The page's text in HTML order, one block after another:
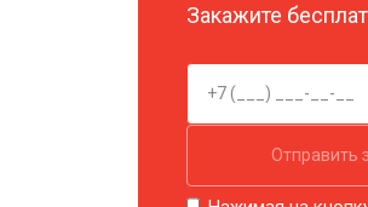
Закажите
Отправить